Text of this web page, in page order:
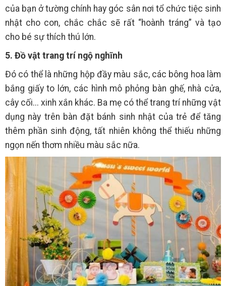
của bạn ở tường chính hay góc sân nơi tổ chức tiệc sinh
nhật cho con, chắc chắc sẽ rất “hoành tráng” và tạo
cho bé sự thích thú lớn.
5. Đồ vật trang trí ngộ nghĩnh
Đó có thể là những hộp đầy màu sắc, các bông hoa làm
bắng giấy to lớn, các hình mô phỏng bàn ghế, nhà cửa,
cây cối... xinh xắn khác. Ba mẹ có thể trang trí những vật
dụng này trên bàn đặt bánh sinh nhật của trẻ để tăng
thêm phần sinh động, tất nhiên không thể thiếu những
ngọn nến thơm nhiều màu sắc nữa.